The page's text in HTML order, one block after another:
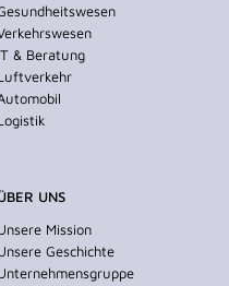
& Beratung
UNS
Mission
Geschichte